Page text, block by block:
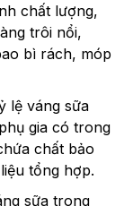
chất lượng,
trôi nổi,
bì rách, móp
lệ váng sữa
gia có trong
chất bảo
tổng hợp.
sữa trong